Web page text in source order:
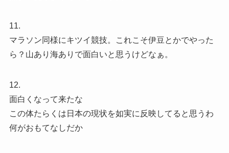
11.
マラソン同様にキツイ競技。これこそ伊豆とかでやった
ら？山あり海ありで面白いと思うけどなぁ。
12.
面白くなって来たな
この体たらくは日本の現状を如実に反映してると思うわ
何がおもてなしだか